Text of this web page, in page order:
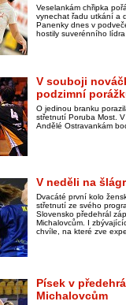
Veselankám chřipka
vynechat řadu utkání a
Panenky dnes v
hostily suverénního
V souboji
podzimní
O jedinou branku
střetnutí Poruba Most.
Andělé Ostravankám
V neděli na
Dvacáté první kolo
střetnutí ze svého
Slovensko předehrál
Michalovcům. I
chvíle, na které zve
Písek v
Michalovcům